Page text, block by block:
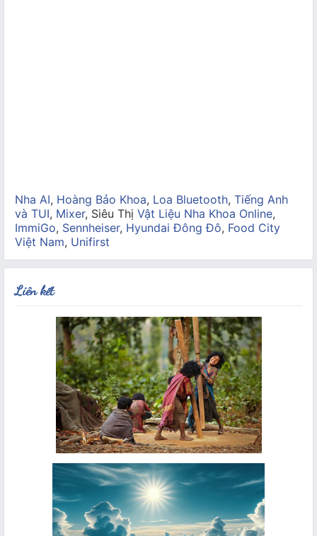
Nha AI, Hoàng Bảo Khoa, Loa Bluetooth, Tiếng Anh
và TUI, Mixer, Siêu Thị Vật Liệu Nha Khoa Online,
ImmiGo, Sennheiser, Hyundai Đông Đô, Food City
Việt Nam, Unifirst
Liên kết